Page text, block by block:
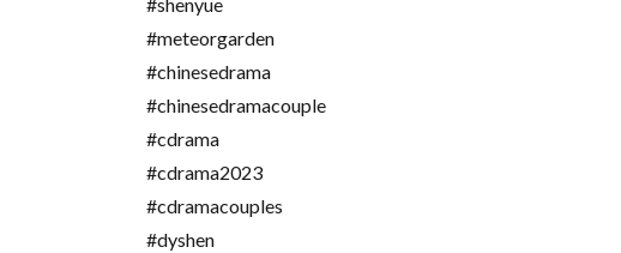
#meteorgarden
#chinesedrama
#chinesedramacouple
#cdrama
#cdrama2023
#cdramacouples
#dyshen